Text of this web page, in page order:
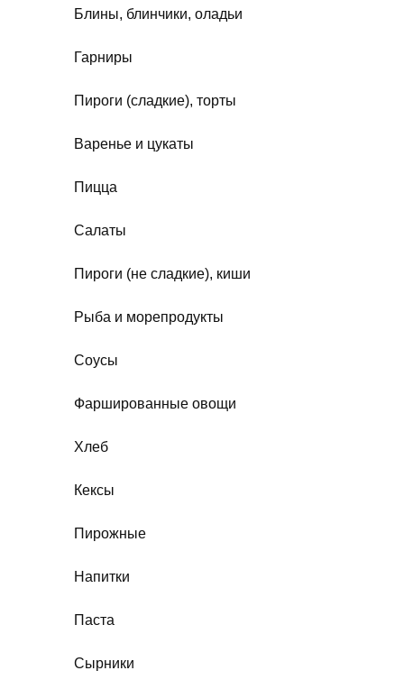
Блины, блинчики, оладьи
Гарниры
Пироги (сладкие), торты
Варенье и цукаты
Пицца
Салаты
Пироги (не сладкие), киши
Рыба и морепродукты
Соусы
Фаршированные овощи
Хлеб
Кексы
Пирожные
Напитки
Паста
Сырники